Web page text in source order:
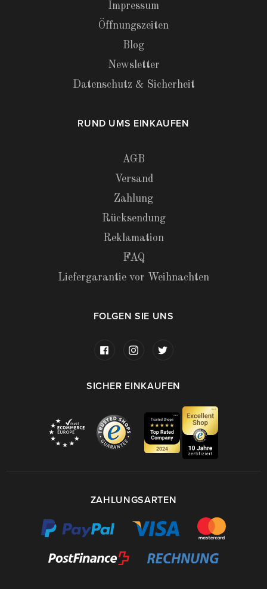
Impressum
Öffnungszeiten
Blog
Newsletter
Datenschutz & Sicherheit
RUND UMS EINKAUFEN
AGB
Versand
Zahlung
Rücksendung
Reklamation
FAQ
Liefergarantie vor Weihnachten
FOLGEN SIE UNS
SICHER EINKAUFEN
ZAHLUNGSARTEN